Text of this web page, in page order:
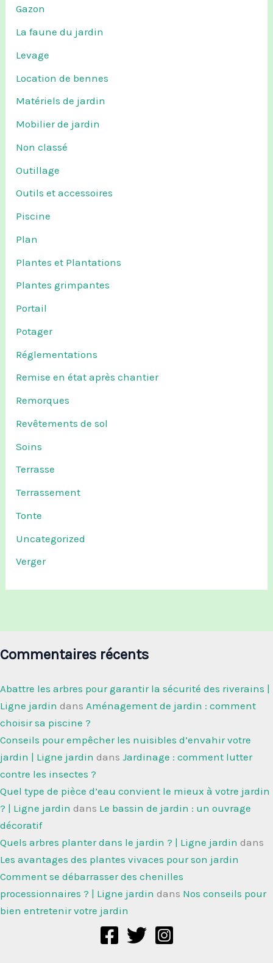
Gazon
La faune du jardin
Levage
Location de bennes
Matériels de jardin
Mobilier de jardin
Non classé
Outillage
Outils et accessoires
Piscine
Plan
Plantes et Plantations
Plantes grimpantes
Portail
Potager
Réglementations
Remise en état après chantier
Remorques
Revêtements de sol
Soins
Terrasse
Terrassement
Tonte
Uncategorized
Verger
Commentaires récents
Abattre les arbres pour garantir la sécurité des riverains |
Ligne jardin dans Aménagement de jardin : comment
choisir sa piscine ?
Conseils pour empêcher les nuisibles d’envahir votre
jardin | Ligne jardin dans Jardinage : comment lutter
contre les insectes ?
Quel type de pièce d’eau convient le mieux à votre jardin
? | Ligne jardin dans Le bassin de jardin : un ouvrage
décoratif
Quels arbres planter dans le jardin ? | Ligne jardin dans
Les avantages des plantes vivaces pour son jardin
Comment se débarrasser des chenilles
processionnaires ? | Ligne jardin dans Nos conseils pour
bien entretenir votre jardin